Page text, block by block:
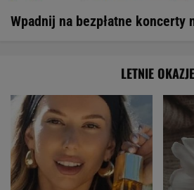
Wpadnij na bezpłatne koncerty
LETNIE OKAZJE